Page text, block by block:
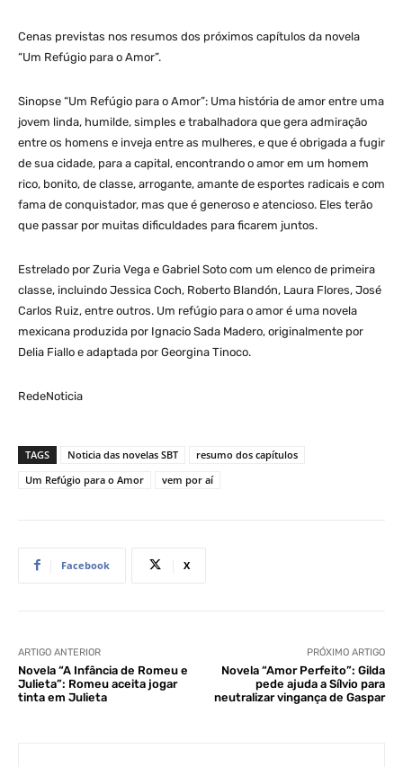
Cenas previstas nos resumos dos próximos capítulos da novela
“Um Refúgio para o Amor”.
Sinopse “Um Refúgio para o Amor”: Uma história de amor entre uma
jovem linda, humilde, simples e trabalhadora que gera admiração
entre os homens e inveja entre as mulheres, e que é obrigada a fugir
de sua cidade, para a capital, encontrando o amor em um homem
rico, bonito, de classe, arrogante, amante de esportes radicais e com
fama de conquistador, mas que é generoso e atencioso. Eles terão
que passar por muitas dificuldades para ficarem juntos.
Estrelado por Zuria Vega e Gabriel Soto com um elenco de primeira
classe, incluindo Jessica Coch, Roberto Blandón, Laura Flores, José
Carlos Ruiz, entre outros. Um refúgio para o amor é uma novela
mexicana produzida por Ignacio Sada Madero, originalmente por
Delia Fiallo e adaptada por Georgina Tinoco.
RedeNoticia
TAGS Noticia das novelas SBT
resumo dos capítulos
Um Refúgio para o Amor
vem por aí
Facebook X
ARTIGO ANTERIOR
Novela “A Infância de Romeu e
Julieta”: Romeu aceita jogar
tinta em Julieta
PRÓXIMO ARTIGO
Novela “Amor Perfeito”: Gilda
pede ajuda a Sílvio para
neutralizar vingança de Gaspar